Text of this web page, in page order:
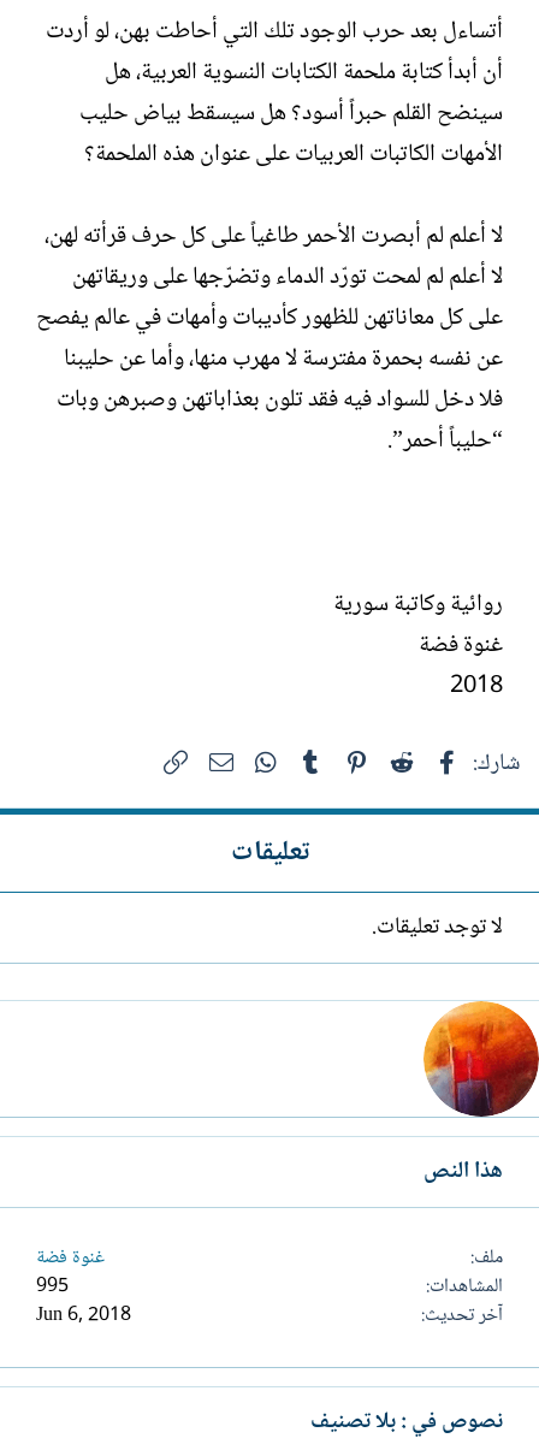
أتساءل بعد حرب الوجود تلك التي أحاطت بهن، لو أردت
أن أبدأ كتابة ملحمة الكتابات النسوية العربية، هل
سينضح القلم حبراً أسود؟ هل سيسقط بياض حليب
الأمهات الكاتبات العربيات على عنوان هذه الملحمة؟
لا أعلم لم أبصرت الأحمر طاغياً على كل حرف قرأته لهن،
لا أعلم لم لمحت تورّد الدماء وتضرّجها على وريقاتهن
على كل معاناتهن للظهور كأديبات وأمهات في عالم يفصح
عن نفسه بحمرة مفترسة لا مهرب منها، وأما عن حليبنا
فلا دخل للسواد فيه فقد تلون بعذاباتهن وصبرهن وبات
“حليباً أحمر”.
روائية وكاتبة سورية
غنوة فضة
2018
شارك: فيسبوك Reddit
Pinterest
Tumblr
WhatsAppالبريد الإلكتروني
تعليقات
لا توجد تعليقات.
هذا النص
ملف
غنوة فضة
المشاهدات
995
آخر تحديث
Jun 6, 2018
نصوص في : بلا تصنيف